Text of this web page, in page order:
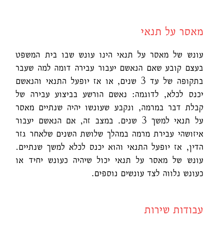
מאסר על תנאי
עונש של מאסר על תנאי הינו עונש שבו בית המשפט
בעצם קובע שאם הנאשם יעבור עבירה דומה למה שעבר
בתקופה של עד 3 שנים, או אז יופעל התנאי והנאשם
יכנס לכלא, לדוגמה: נאשם הורשע בביצוע עבירה של
קבלת דבר במרמה, ונקבע שעונשו יהיה שנתיים מאסר
על תנאי למשך 3 שנים. במצב זה, אם הנאשם יעבור
איזושהי עבירת מרמה במהלך שלושת השנים שלאחר גזר
הדין, אז יופעל התנאי והוא יכנס לכלא למשך שנתיים.
עונש של מאסר על תנאי יכול שיהיה כעונש יחיד או
כעונש נלווה לצד עונשים נוספים.
עבודות שירות